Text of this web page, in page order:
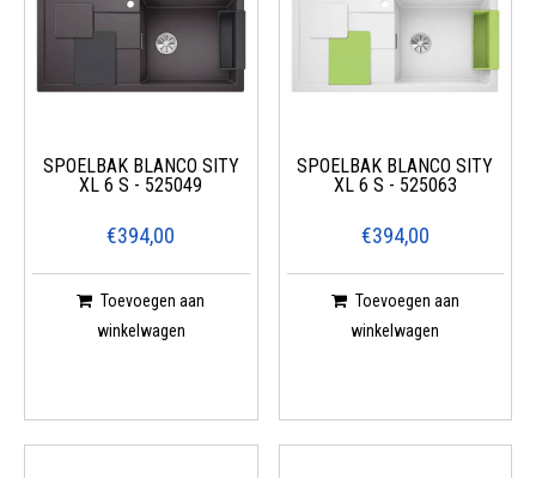
SPOELBAK BLANCO SITY
XL 6 S - 525049
€394,00
Toevoegen aan
winkelwagen
SPOELBAK BLANCO SITY
XL 6 S - 525063
€394,00
Toevoegen aan
winkelwagen